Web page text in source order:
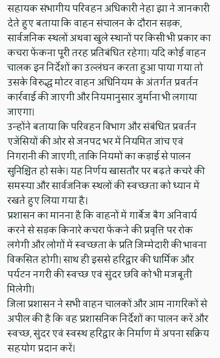
सहायक संभागीय परिवहन अधिकारी नेहा झा ने जानकारी
देते हुए बताया कि वाहन संचालन के दौरान सड़क,
सार्वजनिक स्थलों अथवा खुले स्थानों पर किसी भी प्रकार का
कचरा फेंकना पूरी तरह प्रतिबंधित रहेगा। यदि कोई वाहन
चालक इन निर्देशों का उल्लंघन करता हुआ पाया गया तो
उसके विरुद्ध मोटर वाहन अधिनियम के अंतर्गत प्रवर्तन
कार्रवाई की जाएगी और नियमानुसार जुर्माना भी लगाया
जाएगा।
उन्होंने बताया कि परिवहन विभाग और संबंधित प्रवर्तन
एजेंसियों की ओर से जनपद भर में नियमित जांच एवं
निगरानी की जाएगी, ताकि नियमों का कड़ाई से पालन
सुनिश्चित हो सके। यह निर्णय खासतौर पर बढ़ते कचरे की
समस्या और सार्वजनिक स्थलों की स्वच्छता को ध्यान में
रखते हुए लिया गया है।
प्रशासन का मानना है कि वाहनों में गार्बेज बैग अनिवार्य
करने से सड़क किनारे कचरा फेंकने की प्रवृत्ति पर रोक
लगेगी और लोगों में स्वच्छता के प्रति जिम्मेदारी की भावना
विकसित होगी। साथ ही इससे हरिद्वार की धार्मिक और
पर्यटन नगरी की स्वच्छ एवं सुंदर छवि को भी मजबूती
मिलेगी।
जिला प्रशासन ने सभी वाहन चालकों और आम नागरिकों से
अपील की है कि वह प्रशासनिक निर्देशों का पालन करें और
स्वच्छ, सुंदर एवं स्वस्थ हरिद्वार के निर्माण में अपना सक्रिय
सहयोग प्रदान करें।